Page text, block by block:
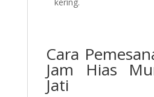
kering.
Cara
Jam Hias
Jati